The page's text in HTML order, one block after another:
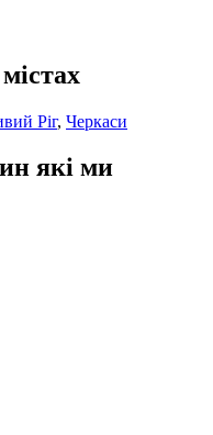
Ріг, Черкаси
які ми